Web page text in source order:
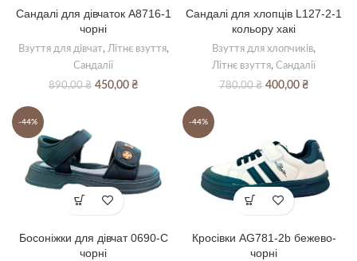
Сандалі для дівчаток A8716-1
чорні
Взуття для дівчат, Літнє взуття,
Сандалії
890,00₴ Оригінальна
450,00 ₴Поточна
Сандалі для хлопців L127-2-1
кольору хакі
Взуття для хлопчиків,
Літнє взуття, Сандалії
780,00₴ Оригінальна
400,00 ₴Поточна
-44%
Босоніжки для дівчат 0690-C
чорні
-44%
Кросівки AG781-2b бежево-
чорні